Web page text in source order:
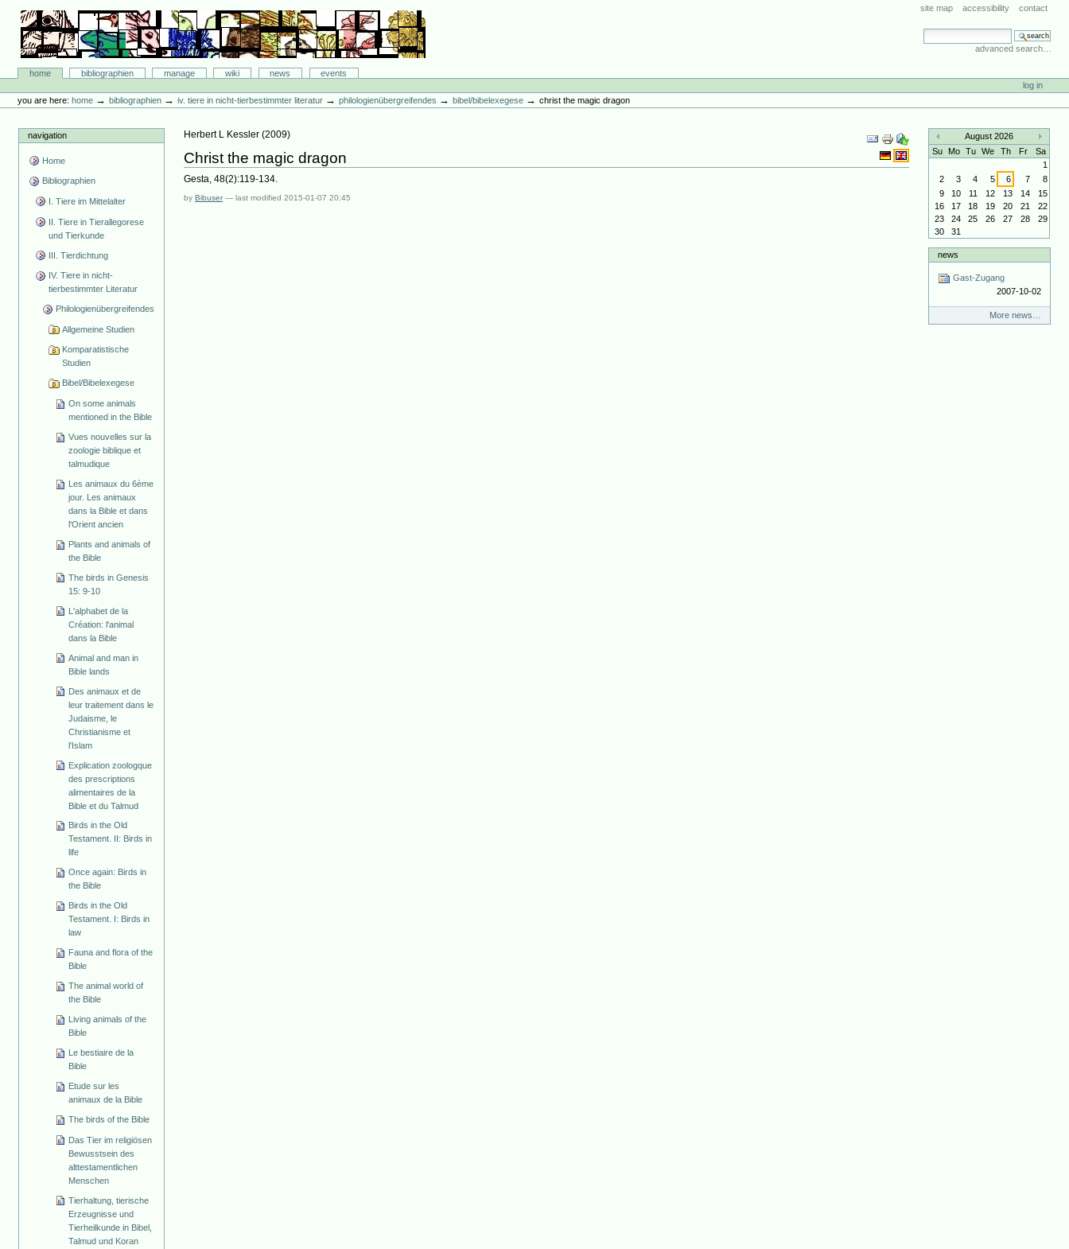
content.
navigation
site map accessibility contact
search site
advanced search…
Bibliographie-Portal
Sectionshome bibliographien manage wiki news
events
tools
log in
you are here: home →bibliographien →iv. tiere in nicht-tierbestimmter literatur →philologienübergreifendes →bibel/bibelexegese →christ the magic dragon
navigation
Home
Bibliographien
I. Tiere im Mittelalter
II. Tiere in Tierallegorese
und Tierkunde
III. Tierdichtung
IV. Tiere in nicht-
tierbestimmter Literatur
Philologienübergreifendes
Allgemeine Studien
Komparatistische
Studien
Bibel/Bibelexegese
On some animals
mentioned in the Bible
Vues nouvelles sur la
zoologie biblique et
talmudique
Les animaux du 6ème
jour. Les animaux
dans la Bible et dans
l'Orient ancien
Plants and animals of
the Bible
The birds in Genesis
15: 9-10
L'alphabet de la
Création: l'animal
dans la Bible
Animal and man in
Bible lands
Des animaux et de
leur traitement dans le
Judaisme, le
Christianisme et
l'Islam
Explication zoologque
des prescriptions
alimentaires de la
Bible et du Talmud
Birds in the Old
Testament. II: Birds in
life
Once again: Birds in
the Bible
Birds in the Old
Testament. I: Birds in
law
Fauna and flora of the
Bible
The animal world of
the Bible
Living animals of the
Bible
Le bestiaire de la
Bible
Etude sur les
animaux de la Bible
The birds of the Bible
Das Tier im religiösen
Bewusstsein des
alttestamentlichen
Menschen
Tierhaltung, tierische
Erzeugnisse und
Tierheilkunde in Bibel,
Talmud und Koran
Document
Actions
Herbert L Kessler (2009)
Christ the magic dragon
Gesta, 48(2):119-134.
byBibuser —last modified2015-01-07 20:45
«
August 2026
»
Su Mo Tu We Th Fr
Sa
1
2
3 4 5 6 7
8
9
10 11 12 13 14
15
16
17 18 19 20 21
22
23
24 25 26 27 28
29
30
31
news
Gast-Zugang
2007-10-02
More news…